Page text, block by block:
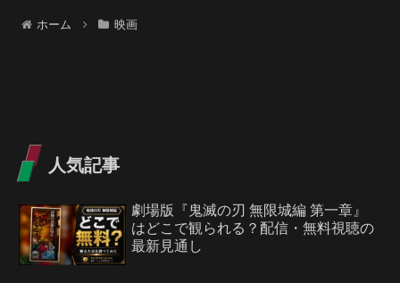
ホーム 映画
人気記事
劇場版『鬼滅の刃 無限城編 第一章』
はどこで観られる？配信・無料視聴の
最新見通し